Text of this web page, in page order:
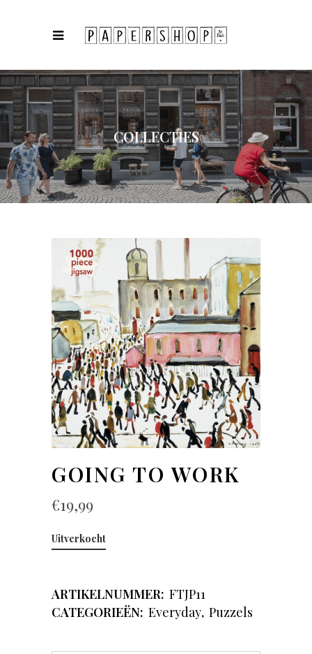
COLLECTIES
GOING TO WORK
€19,99
Uitverkocht
ARTIKELNUMMER: FTJP11
CATEGORIEËN: Everyday, Puzzels